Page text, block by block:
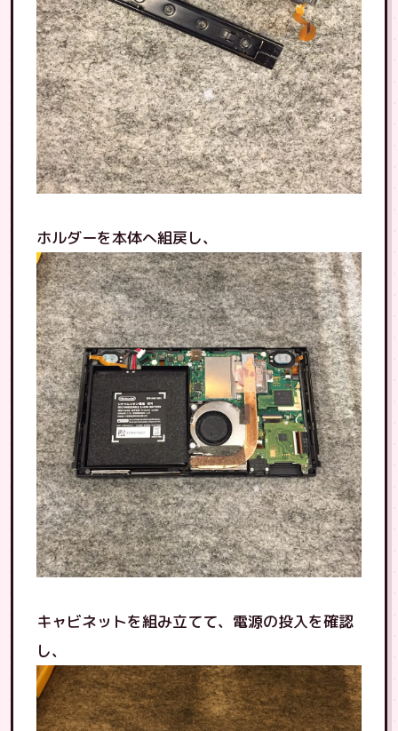
ホルダーを本体へ組戻し、
キャビネットを組み立てて、電源の投入を確認
し、